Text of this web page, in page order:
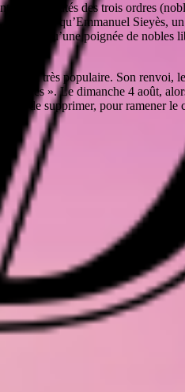
1139 députés des trois ordres
ce qu’Emmanuel
ainsi qu’une poignée de
est très populaire. Son
». Le dimanche 4 août,
de supprimer, pour ramener